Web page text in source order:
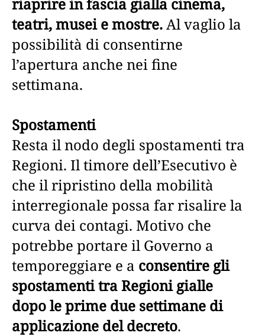
teatri, musei e mostre.Al vaglio la
possibilità di consentirne
l’apertura anche nei fine
settimana.
Spostamenti
Resta il nodo degli spostamenti tra
Regioni. Il timore dell’Esecutivo è
che il ripristino della mobilità
interregionale possa far risalire la
curva dei contagi. Motivo che
potrebbe portare il Governo a
temporeggiare e a consentire gli
spostamenti tra Regioni gialle
dopo le prime due settimane di
applicazione del decreto.